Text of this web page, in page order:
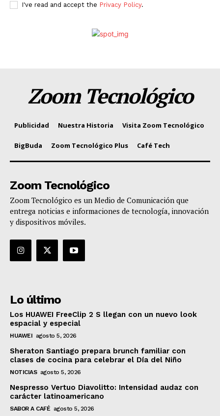
I've read and accept the Privacy Policy.
Zoom Tecnológico
Publicidad Nuestra Historia Visita Zoom Tecnológico
BigBuda Zoom Tecnológico Plus Café Tech
Zoom Tecnológico
Zoom Tecnológico es un Medio de Comunicación que
entrega noticias e informaciones de tecnología, innovación
y dispositivos móviles.
Lo último
Los HUAWEI FreeClip 2 S llegan con un nuevo look
espacial y especial
HUAWEI agosto 5, 2026
Sheraton Santiago prepara brunch familiar con
clases de cocina para celebrar el Día del Niño
NOTICIAS agosto 5, 2026
Nespresso Vertuo Diavolitto: Intensidad audaz con
carácter latinoamericano
SABOR A CAFÉ agosto 5, 2026